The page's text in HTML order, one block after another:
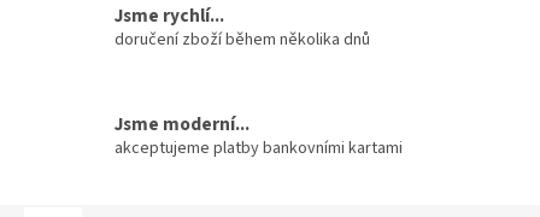
Jsme rychlí...
doručení zboží během několika dnů
Jsme moderní...
akceptujeme platby bankovními kartami